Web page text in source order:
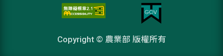
Copyright © 農業部 版權所有